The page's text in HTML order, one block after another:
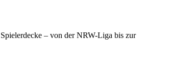
– von der NRW-Liga bis zur